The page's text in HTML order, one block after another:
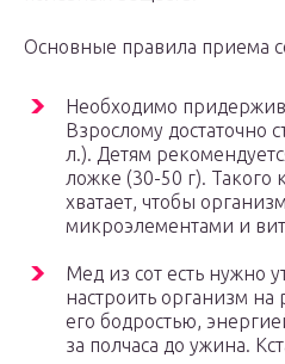
Основные правила приема
Необходимо
Взрослому достаточно
л.). Детям
ложке (30-50 г). Такого
хватает, чтобы
микроэлементами и
Мед из сот есть нужно
настроить организм
его бодростью,
за полчаса до ужина.